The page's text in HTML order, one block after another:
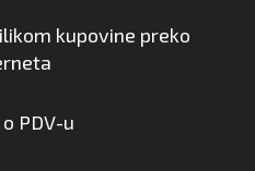
kupovine preko
PDV-u